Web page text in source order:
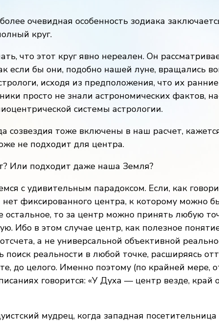
очевидная особенность зодиака
круг.
что этот круг явно нереален. Он
если бы они, подобно нашей луне, вращались
исходя из предположения, что их ранние
просто не знали астрономических фактов,
системы астрологии.
созвездия тоже включены в наш расчет,
не подходит для центра.
Или подходит даже наша Земля?
с удивительным парадоксом. Если, как
нет фиксированного центра, к которому можно
остальное, то за центр можно принять любую
Ибо в этом случае центр, как полезное
а не универсальной объективной
реальности в любой точке, расширяясь
до целого. Именно поэтому (по крайней мере,
говорится: «У Духа — центр везде, край
мудрец, когда западная посетительница